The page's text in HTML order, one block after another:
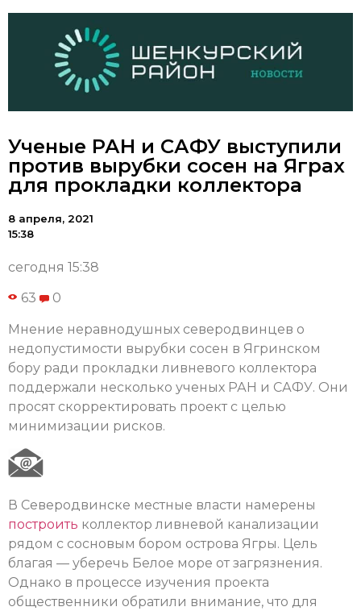
Ученые РАН и САФУ выступили
против вырубки сосен на Яграх
для прокладки коллектора
8 апреля, 2021
15:38
сегодня 15:38
63 0
Мнение неравнодушных северодвинцев о
недопустимости вырубки сосен в Ягринском
бору ради прокладки ливневого коллектора
поддержали несколько ученых РАН и САФУ. Они
просят скорректировать проект с целью
минимизации рисков.
В Северодвинске местные власти намерены
построить коллектор ливневой канализации
рядом с сосновым бором острова Ягры. Цель
благая — уберечь Белое море от загрязнения.
Однако в процессе изучения проекта
общественники обратили внимание, что для